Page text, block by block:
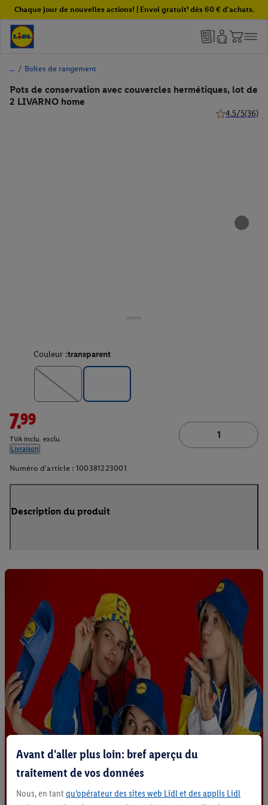
Chaque jour de nouvelles actions! | Envoi gratuit¹ dès 60 € d'achats.
/ Boîtes de rangement
Pots de conservation avec couvercles hermétiques, lot de
2 LIVARNO home
4.5/5(36)
Couleur :transparent
7.99
TVA inclu. exclu.
Livraison
Numéro d'article : 100381223001
Description du produit
Avant d'aller plus loin: bref aperçu du
traitement de vos données
Nous, en tant qu’opérateur des sites web Lidl et des applis Lidl